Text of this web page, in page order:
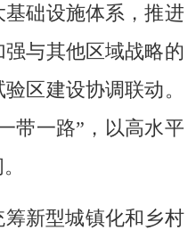
础设施体系，推进
与其他区域战略的
区建设协调联动。
带一路”，以高水平
新型城镇化和乡村